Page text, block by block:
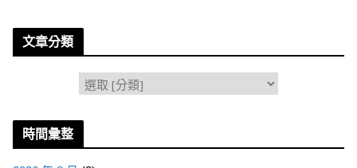
文章分類
分
時間彙整